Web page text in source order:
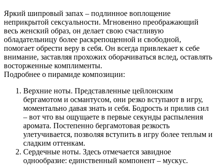
Яркий шипровый запах – подлинное воплощение
неприкрытой сексуальности. Мгновенно преображающий
весь женский образ, он делает свою счастливую
обладательницу более раскрепощенной и свободной,
помогает обрести веру в себя. Он всегда привлекает к себе
внимание, заставляя прохожих оборачиваться вслед, оставлять
восторженные комплименты.
Подробнее о пирамиде композиции:
Верхние ноты. Представленные цейлонским
бергамотом и османтусом, они резко вступают в игру,
моментально давая знать и себя. Бодрость и прилив сил
– вот что вы ощущаете в первые секунды распыления
аромата. Постепенно бергамотовая резкость
улетучивается, позволяя вступить в игру более теплым и
сладким оттенкам.
Сердечные ноты. Здесь отмечается завидное
однообразие: единственный компонент – мускус.